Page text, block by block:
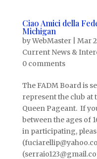
Ciao Amici della
Michigan
byWebMaster| Mar
Current News &
0 comments
The FADM Board is
represent the club at
Queen Pageant. If
between the ages of
in participating,